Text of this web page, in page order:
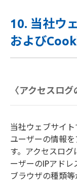
10. 当社ウ
および
〈アクセスログ
当社ウェブサイ
ユーザーの情報
す。アクセスロ
ーザーのIPアドレ
ブラウザの種類